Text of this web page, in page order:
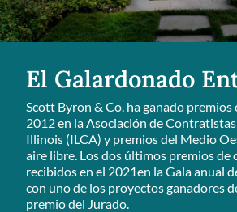
El Galardonado
Scott Byron & Co. ha ganado premios
2012 en la Asociación de
Illinois (ILCA) y premios del Medio
aire libre. Los dos últimos premios de
recibidos en el 2021en la Gala anual
con uno de los proyectos ganadores
premio del Jurado.